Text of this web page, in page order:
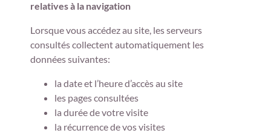
relatives à la navigation
Lorsque vous accédez au site, les serveurs
consultés collectent automatiquement les
données suivantes:
la date et l’heure d’accès au site
les pages consultées
la durée de votre visite
la récurrence de vos visites